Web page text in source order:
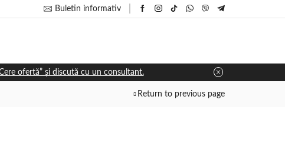
Buletin informativ
ofertă” și discută cu un consultant.
Return to previous page